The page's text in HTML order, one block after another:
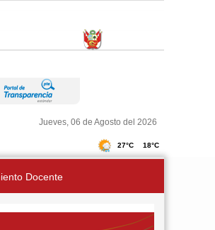
Jueves, 06 de Agosto del 2026
Docente